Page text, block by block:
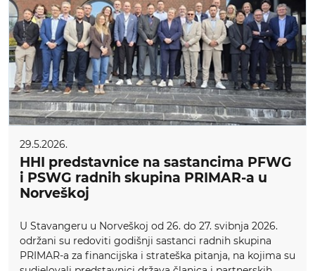
29.5.2026.
HHI predstavnice na sastancima PFWG
i PSWG radnih skupina PRIMAR-a u
Norveškoj
U Stavangeru u Norveškoj od 26. do 27. svibnja 2026.
održani su redoviti godišnji sastanci radnih skupina
PRIMAR-a za financijska i strateška pitanja, na kojima su